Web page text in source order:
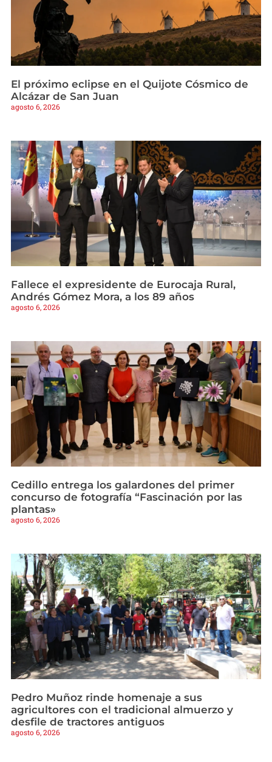
El próximo eclipse en el Quijote Cósmico de
Alcázar de San Juan
agosto 6, 2026
Fallece el expresidente de Eurocaja Rural,
Andrés Gómez Mora, a los 89 años
agosto 6, 2026
Cedillo entrega los galardones del primer
concurso de fotografía “Fascinación por las
plantas»
agosto 6, 2026
Pedro Muñoz rinde homenaje a sus
agricultores con el tradicional almuerzo y
desfile de tractores antiguos
agosto 6, 2026